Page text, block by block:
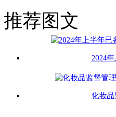
推荐图文
2024
化妆品